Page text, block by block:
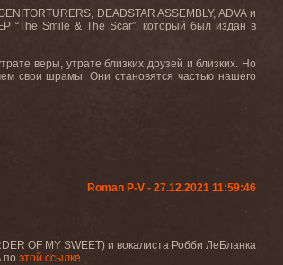
, DEADSTAR ASSEMBLY,ADVAи
“The Smile & The Scar”, который был издан в
веры, утрате близких друзей и близких. Но
свои шрамы. Они становятся частью нашего
Roman P-V - 27.12.2021 11:59:46
OF MY SWEET) и вокалиста Робби ЛеБланка
по этой ссылке.